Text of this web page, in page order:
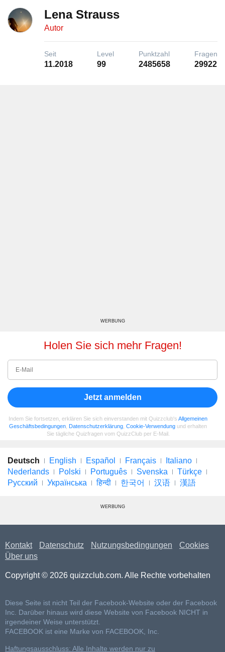
Lena Strauss
Autor
Seit
11.2018
Level
99
Punktzahl
2485658
Fragen
29922
WERBUNG
Holen Sie sich mehr Fragen!
Jetzt anmelden
Indem Sie fortsetzen, erklären Sie sich einverstanden mit Quizzclub's Allgemeinen
Geschäftsbedingungen Datenschutzerklärung Cookie-Verwendung und erhalten
Sie tägliche Quizfragen vom QuizzClub per E-Mail.
Deutsch English Español Français
Italiano
Nederlands
Polski Português Svenska
Türkçe
Русский
Українська हिन्दी 한국어 汉语 漢語
WERBUNG
Kontakt Datenschutz Nutzungsbedingungen
Cookies
Über uns
Copyright © 2026 quizzclub.com. Alle Rechte vorbehalten
Diese Seite ist nicht Teil der Facebook-Website oder der Facebook
Inc. Darüber hinaus wird diese Website von Facebook NICHT in
irgendeiner Weise unterstützt.
FACEBOOK ist eine Marke von FACEBOOK, Inc.
Haftungsausschluss: Alle Inhalte werden nur zu